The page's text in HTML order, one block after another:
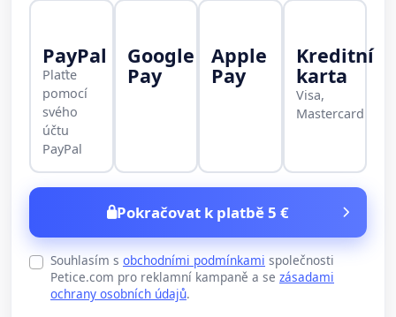
PayPal
Plaťte
pomocí
svého
účtu
PayPal
Google
Pay
Apple
Pay
Kreditní
karta
Visa,
Mastercard
Pokračovat k platbě 5 €
Souhlasím s obchodními podmínkami společnosti
Petice.com pro reklamní kampaně a se zásadami
ochrany osobních údajů.